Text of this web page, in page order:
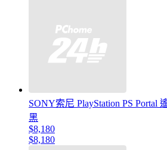
SONY索尼 PlayStation PS Portal
黑
$8,180
$8,180